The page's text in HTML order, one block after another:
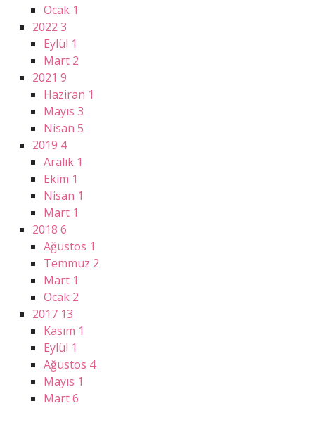
Ocak 1
2022 3
Eylül 1
Mart 2
2021 9
Haziran 1
Mayıs 3
Nisan 5
2019 4
Aralık 1
Ekim 1
Nisan 1
Mart 1
2018 6
Ağustos 1
Temmuz 2
Mart 1
Ocak 2
2017 13
Kasım 1
Eylül 1
Ağustos 4
Mayıs 1
Mart6